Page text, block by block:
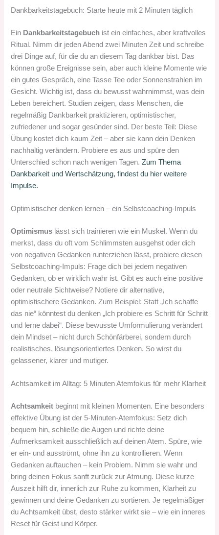
Dankbarkeitstagebuch: Starte heute mit 2 Minuten täglich
Ein Dankbarkeitstagebuch ist ein einfaches, aber kraftvolles
Ritual. Nimm dir jeden Abend zwei Minuten Zeit und schreibe
drei Dinge auf, für die du an diesem Tag dankbar bist. Das
können große Ereignisse sein, aber auch kleine Momente wie
ein gutes Gespräch, eine Tasse Tee oder Sonnenstrahlen im
Gesicht. Wichtig ist, dass du bewusst wahrnimmst, was dein
Leben bereichert. Studien zeigen, dass Menschen, die
regelmäßig Dankbarkeit praktizieren, optimistischer,
zufriedener und sogar gesünder sind. Der beste Teil: Diese
Übung kostet dich kaum Zeit – aber sie kann dein Denken
nachhaltig verändern. Probiere es aus und spüre den
Unterschied schon nach wenigen Tagen.Zum Thema
Dankbarkeit und Wertschätzung, findest du hier weitere
Impulse.
Optimistischer denken lernen – ein Selbstcoaching-Impuls
Optimismus lässt sich trainieren wie ein Muskel. Wenn du
merkst, dass du oft vom Schlimmsten ausgehst oder dich
von negativen Gedanken runterziehen lässt, probiere diesen
Selbstcoaching-Impuls: Frage dich bei jedem negativen
Gedanken, ob er wirklich wahr ist. Gibt es auch eine positive
oder neutrale Sichtweise? Notiere dir alternative,
optimistischere Gedanken. Zum Beispiel: Statt „Ich schaffe
das nie“ könntest du denken „Ich probiere es Schritt für Schritt
und lerne dabei“. Diese bewusste Umformulierung verändert
dein Mindset – nicht durch Schönfärberei, sondern durch
realistisches, lösungsorientiertes Denken. So wirst du
gelassener, klarer und mutiger.
Achtsamkeit im Alltag: 5 Minuten Atemfokus für mehr Klarheit
Achtsamkeit beginnt mit kleinen Momenten. Eine besonders
effektive Übung ist der 5-Minuten-Atemfokus: Setz dich
bequem hin, schließe die Augen und richte deine
Aufmerksamkeit ausschließlich auf deinen Atem. Spüre, wie
er ein- und ausströmt, ohne ihn zu kontrollieren. Wenn
Gedanken auftauchen – kein Problem. Nimm sie wahr und
bring deinen Fokus sanft zurück zur Atmung. Diese kurze
Auszeit hilft dir, innerlich zur Ruhe zu kommen, Klarheit zu
gewinnen und deine Gedanken zu sortieren. Je regelmäßiger
du Achtsamkeit übst, desto stärker wirkt sie – wie ein inneres
Reset für Geist und Körper.